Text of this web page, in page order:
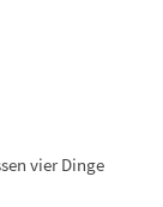
vier Dinge